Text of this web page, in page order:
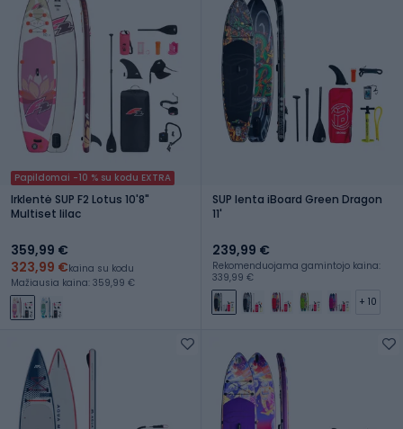
Papildomai -10 % su kodu EXTRA
Irklentė SUP F2 Lotus 10'8"
Multiset lilac
359,99 €
323,99 €kaina su kodu
Mažiausia kaina: 359,99 €
SUP lenta iBoard Green Dragon
11'
239,99 €
Rekomenduojama gamintojo kaina:
339,99 €
+ 10